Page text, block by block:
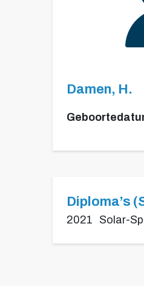
Damen, H.
Diploma’s
2021 Solar-